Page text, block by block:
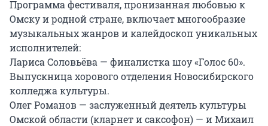
Программа фестиваля, пронизанная любовью к
Омску и родной стране, включает многообразие
музыкальных жанров и калейдоскоп уникальных
исполнителей:
Лариса Соловьёва — финалистка шоу «Голос 60».
Выпускница хорового отделения Новосибирского
колледжа культуры.
Олег Романов — заслуженный деятель культуры
Омской области (кларнет и саксофон) — и Михаил